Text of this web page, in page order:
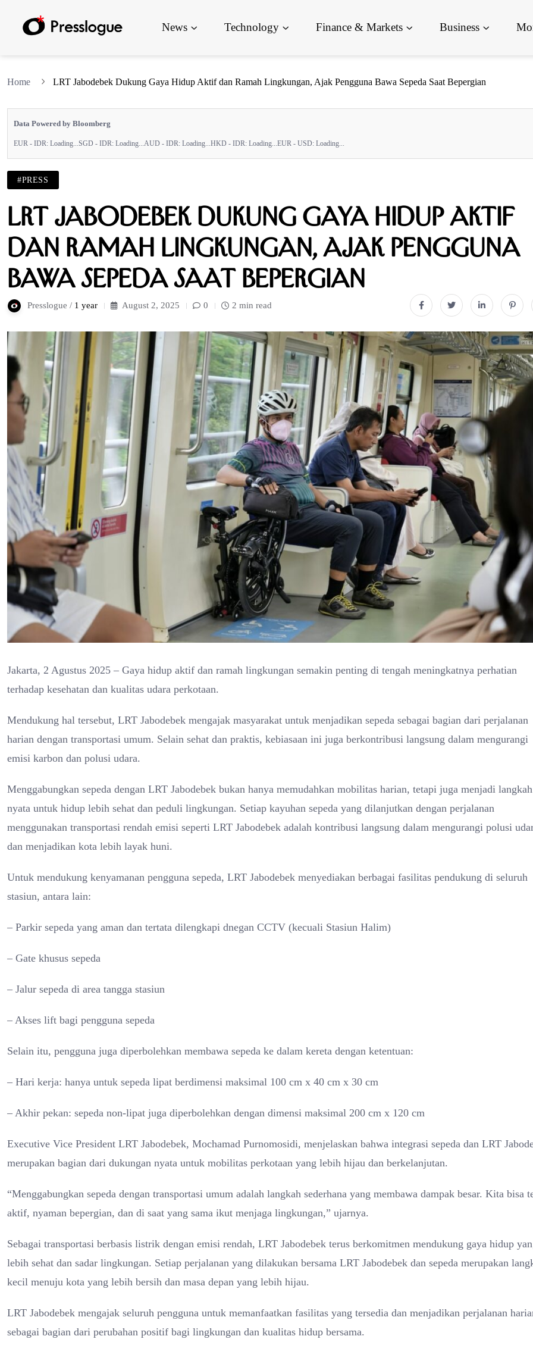
News Technology Finance & Markets Business
Home LRT Jabodebek Dukung Gaya Hidup Aktif dan Ramah Lingkungan, Ajak Pengguna Bawa Sepeda Saat Bepergian
Data Powered by Bloomberg
EUR - IDR: Loading...SGD - IDR: Loading...AUD - IDR: Loading...HKD - IDR: Loading...EUR - USD: Loading...
#PRESS
LRT Jabodebek Dukung Gaya Hidup Aktif
dan Ramah Lingkungan, Ajak Pengguna
Bawa Sepeda Saat Bepergian
Presslogue / 1 year August 2, 2025 0 2 min read
Jakarta, 2 Agustus 2025 – Gaya hidup aktif dan ramah lingkungan semakin penting di tengah meningkatnya perhatian
terhadap kesehatan dan kualitas udara perkotaan.
Mendukung hal tersebut, LRT Jabodebek mengajak masyarakat untuk menjadikan sepeda sebagai bagian dari perjalanan
harian dengan transportasi umum. Selain sehat dan praktis, kebiasaan ini juga berkontribusi langsung dalam mengurangi
emisi karbon dan polusi udara.
Menggabungkan sepeda dengan LRT Jabodebek bukan hanya memudahkan mobilitas harian, tetapi juga menjadi langkah
nyata untuk hidup lebih sehat dan peduli lingkungan. Setiap kayuhan sepeda yang dilanjutkan dengan perjalanan
menggunakan transportasi rendah emisi seperti LRT Jabodebek adalah kontribusi langsung dalam mengurangi polusi
dan menjadikan kota lebih layak huni.
Untuk mendukung kenyamanan pengguna sepeda, LRT Jabodebek menyediakan berbagai fasilitas pendukung di seluruh
stasiun, antara lain:
– Parkir sepeda yang aman dan tertata dilengkapi dnegan CCTV (kecuali Stasiun Halim)
– Gate khusus sepeda
– Jalur sepeda di area tangga stasiun
– Akses lift bagi pengguna sepeda
Selain itu, pengguna juga diperbolehkan membawa sepeda ke dalam kereta dengan ketentuan:
– Hari kerja: hanya untuk sepeda lipat berdimensi maksimal 100 cm x 40 cm x 30 cm
– Akhir pekan: sepeda non-lipat juga diperbolehkan dengan dimensi maksimal 200 cm x 120 cm
Executive Vice President LRT Jabodebek, Mochamad Purnomosidi, menjelaskan bahwa integrasi sepeda dan LRT
merupakan bagian dari dukungan nyata untuk mobilitas perkotaan yang lebih hijau dan berkelanjutan.
“Menggabungkan sepeda dengan transportasi umum adalah langkah sederhana yang membawa dampak besar. Kita bisa
aktif, nyaman bepergian, dan di saat yang sama ikut menjaga lingkungan,” ujarnya.
Sebagai transportasi berbasis listrik dengan emisi rendah, LRT Jabodebek terus berkomitmen mendukung gaya hidup
lebih sehat dan sadar lingkungan. Setiap perjalanan yang dilakukan bersama LRT Jabodebek dan sepeda merupakan
kecil menuju kota yang lebih bersih dan masa depan yang lebih hijau.
LRT Jabodebek mengajak seluruh pengguna untuk memanfaatkan fasilitas yang tersedia dan menjadikan perjalanan
sebagai bagian dari perubahan positif bagi lingkungan dan kualitas hidup bersama.